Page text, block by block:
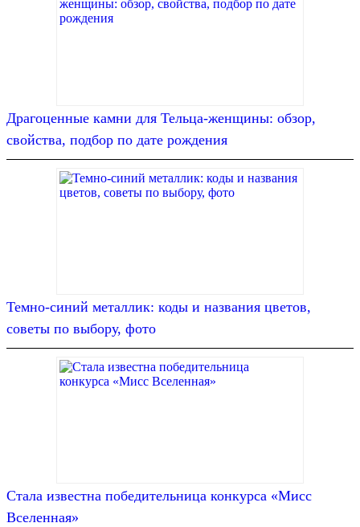
Драгоценные камни для Тельца-женщины: обзор,
свойства, подбор по дате рождения
Темно-синий металлик: коды и названия цветов,
советы по выбору, фото
Стала известна победительница конкурса «Мисс
Вселенная»